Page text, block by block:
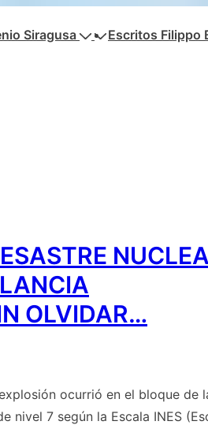
Siragusa Escritos Filippo
OLVIDAR…
ocurrió en el bloque de
nivel 7 según la Escala INES